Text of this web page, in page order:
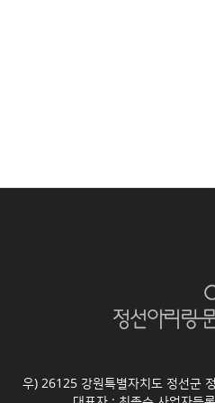
우) 26125 강원특별자치도 정선군